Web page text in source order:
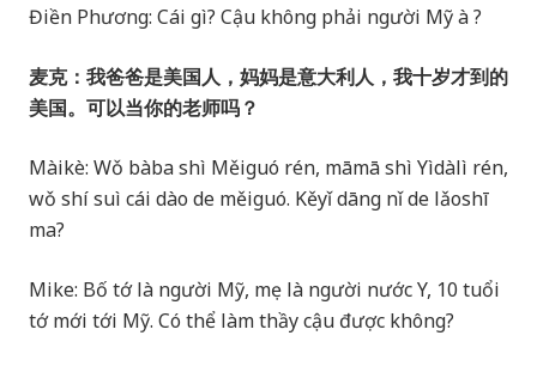
Điền Phương: Cái gì? Cậu không phải người Mỹ à ?
麦克：我爸爸是美国人，妈妈是意大利人，我十岁才到的
美国。可以当你的老师吗？
Màikè: Wǒ bàba shì Měiguó rén, māmā shì Yìdàlì rén,
wǒ shí suì cái dào de měiguó. Kěyǐ dāng nǐ de lǎoshī
ma?
Mike: Bố tớ là người Mỹ, mẹ là người nước Y, 10 tuổi
tớ mới tới Mỹ. Có thể làm thầy cậu được không?